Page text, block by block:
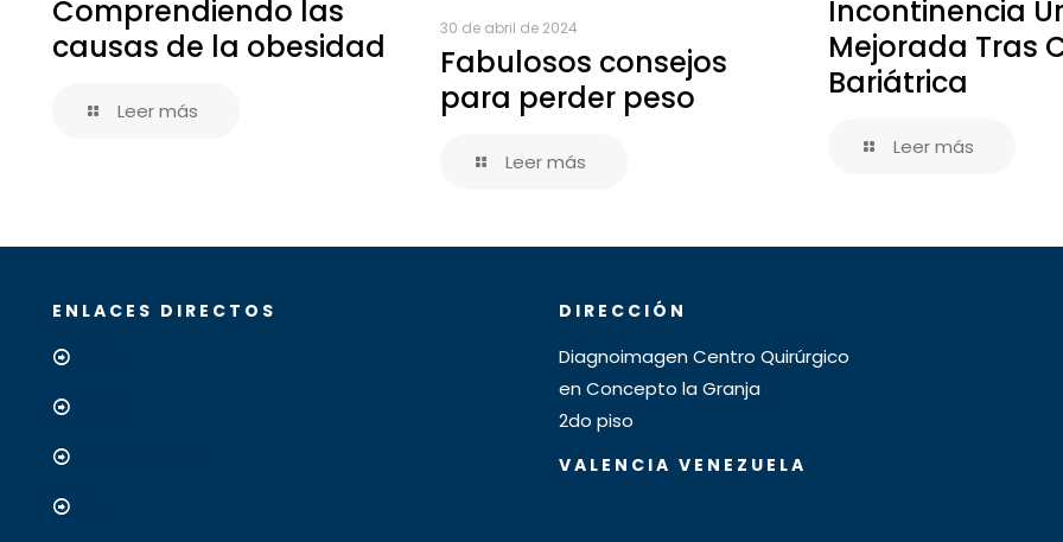
Comprendiendo las
causas de la obesidad
Leer más
30 de abril de 2024
Fabulosos consejos
para perder peso
Leer más
Incontinencia
Mejorada Tras
Bariátrica
Leer más
ENLACES DIRECTOS DIRECCIÓN
Diagnoimagen Centro Quirúrgico
en Concepto la Granja
2do piso
VALENCIA VENEZUELA